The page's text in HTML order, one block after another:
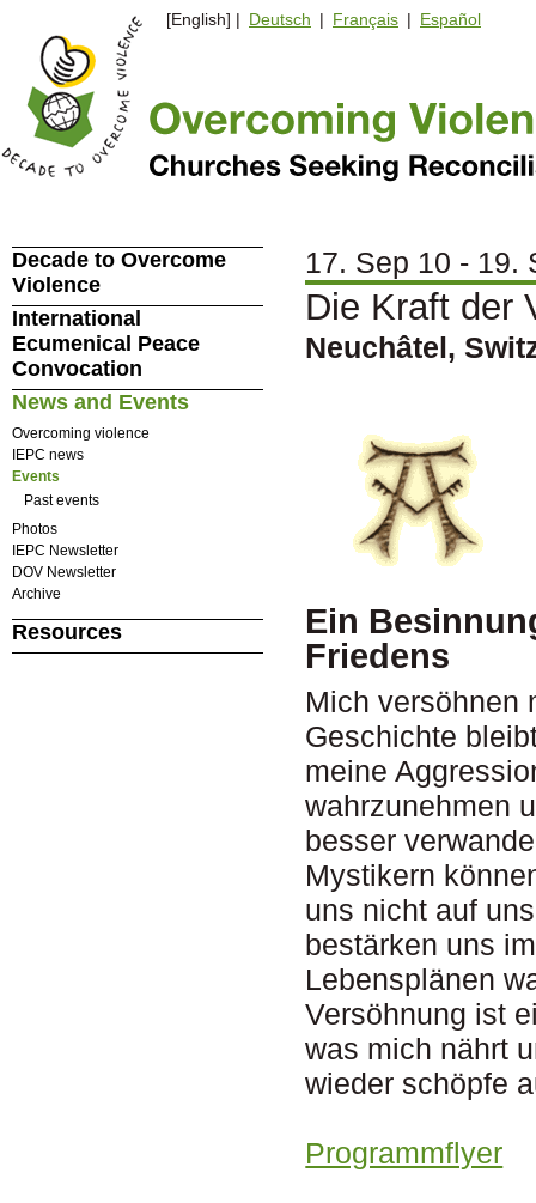
[English] | Deutsch | Français | Español
17. Sep 10 - 19.
Die Kraft der
Neuchâtel,
Ein
Friedens
Mich versöhnen
Geschichte
meine
wahrzunehmen
besser
Mystikern
uns nicht auf
bestärken uns
Lebensplänen
Versöhnung ist
was mich nährt
wieder schöpfe
Programmflyer
Decade to Overcome
Violence
International
Ecumenical Peace
Convocation
News and Events
Overcoming violence
IEPC news
Events
Past events
Photos
IEPC Newsletter
DOV Newsletter
Archive
Resources